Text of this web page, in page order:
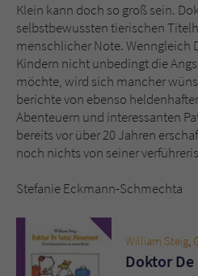
Klein kann doch so groß sein.
selbstbewussten tierischen
menschlicher Note. Wenngleich
Kindern nicht unbedingt die
möchte, wird sich mancher
berichte von ebenso
Abenteuern und interessanten
bereits vor über 20 Jahren
noch nichts von seiner
Stefanie Eckmann-Schmechta
William Steig,
Doktor